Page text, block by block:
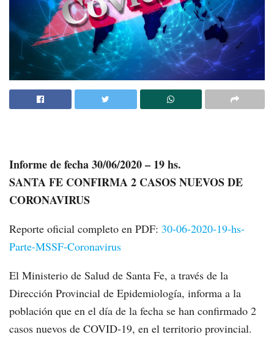
Informe de fecha 30/06/2020 – 19 hs.
SANTA FE CONFIRMA 2 CASOS NUEVOS DE
CORONAVIRUS
Reporte oficial completo en PDF: 30-06-2020-19-hs-
Parte-MSSF-Coronavirus
El Ministerio de Salud de Santa Fe, a través de la
Dirección Provincial de Epidemiología, informa a la
población que en el día de la fecha se han confirmado 2
casos nuevos de COVID-19, en el territorio provincial.